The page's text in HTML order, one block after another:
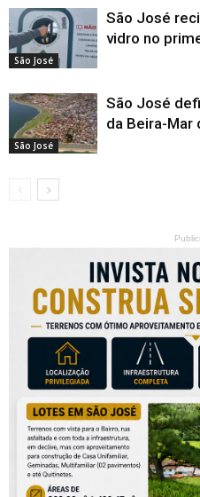
São José
São José
vidro no
São José
São José
da Beira-Mar